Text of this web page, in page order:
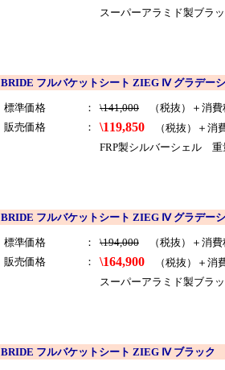
スーパーアラミド製ブ
BRIDE フルバケットシート ZIEG Ⅳ グラデー
標準価格 ： \141,000 （税抜）＋消費
販売価格
： \119,850 （税抜）＋消
FRP製シルバーシェル
BRIDE フルバケットシート ZIEG Ⅳ グラデー
標準価格 ： \194,000 （税抜）＋消費
販売価格
： \164,900 （税抜）＋消
スーパーアラミド製ブ
BRIDE フルバケットシート ZIEG Ⅳ ブラック